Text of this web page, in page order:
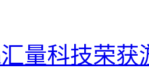
量科技荣